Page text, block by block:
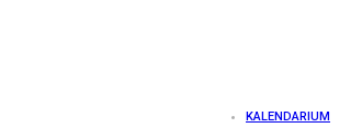
KALENDARIUM